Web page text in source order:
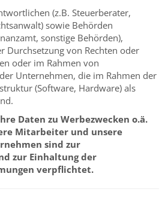
(z.B. Steuerberater,
sowie Behörden
sonstige Behörden),
Durchsetzung von Rechten oder
oder im Rahmen von
Unternehmen, die im Rahmen der
(Software, Hardware) als
Daten zu Werbezwecken o.ä.
Mitarbeiter und unsere
sind zur
zur Einhaltung der
verpflichtet.